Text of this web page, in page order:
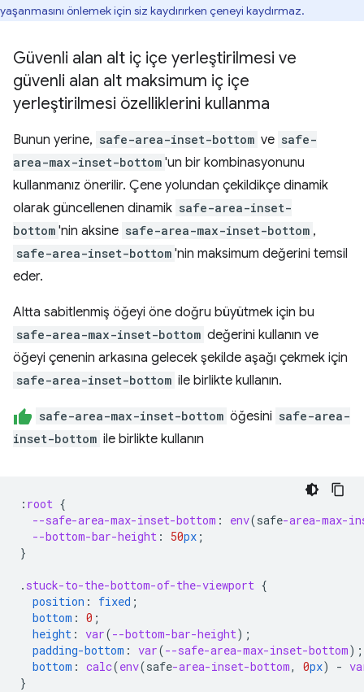
yaşanmasını önlemek için siz kaydırırken çeneyi kaydırmaz.
Güvenli alan alt iç içe yerleştirilmesi ve
güvenli alan alt maksimum iç içe
yerleştirilmesi özelliklerini kullanma
Bunun yerine, safe-area-inset-bottom ve safe-
area-max-inset-bottom 'un bir kombinasyonunu
kullanmanız önerilir. Çene yolundan çekildikçe dinamik
olarak güncellenen dinamik safe-area-inset-
bottom 'nin aksine safe-area-max-inset-bottom ,
safe-area-inset-bottom 'nin maksimum değerini temsil
eder.
Altta sabitlenmiş öğeyi öne doğru büyütmek için bu
safe-area-max-inset-bottom değerini kullanın ve
öğeyi çenenin arkasına gelecek şekilde aşağı çekmek için
safe-area-inset-bottom ile birlikte kullanın.
safe-area-max-inset-bottom öğesini safe-area-
inset-bottom ile birlikte kullanın
: root {
--safe-area-max-inset-bottom : env(safe-area-max-
--bottom-bar-height : 50px ;
}
. stuck-to-the-bottom-of-the-viewport {
position : fixed ;
bottom : 0 ;
height : var(--bottom-bar-height);
padding-bottom : var(--safe-area-max-inset-bottom);
bottom : calc(env(safe-area-inset-bottom, 0px) -
}